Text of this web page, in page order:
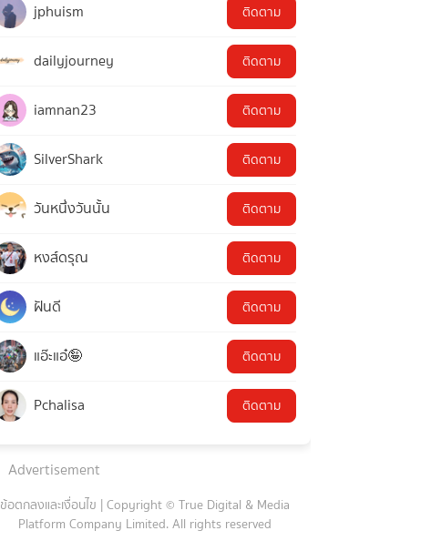
jphuism ติดตาม
dailyjourney ติดตาม
iamnan23 ติดตาม
SilverShark ติดตาม
วันหนึ่งวันนั้น ติดตาม
หงส์ดรุณ ติดตาม
ฝันดี ติดตาม
แอ๊ะแอ๋🤪 ติดตาม
Pchalisa ติดตาม
Advertisement
ข้อตกลงและเงื่อนไข | Copyright © True Digital & Media
Platform Company Limited. All rights reserved